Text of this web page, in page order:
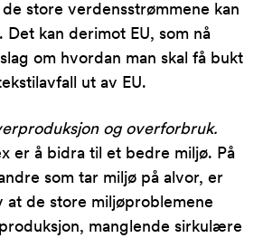
store verdensstrømmene kan
Det kan derimot EU, som nå
om hvordan man skal få bukt
ut av EU.
og overforbruk.
er å bidra til et bedre miljø. På
som tar miljø på alvor, er
at de store miljøproblemene
manglende sirkulære